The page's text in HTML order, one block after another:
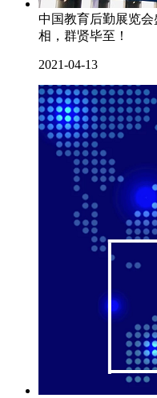
中国教育后勤展览
相，群贤毕至！
2021-04-13